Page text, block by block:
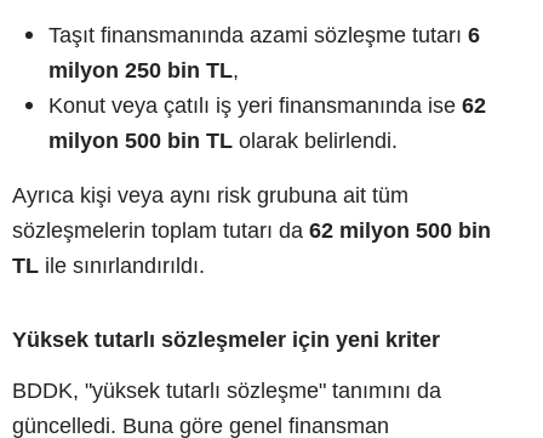
Taşıt finansmanında azami sözleşme tutarı 6
milyon 250 bin TL,
Konut veya çatılı iş yeri finansmanında ise 62
milyon 500 bin TL olarak belirlendi.
Ayrıca kişi veya aynı risk grubuna ait tüm
sözleşmelerin toplam tutarı da 62 milyon 500 bin
TL ile sınırlandırıldı.
Yüksek tutarlı sözleşmeler için yeni kriter
BDDK, "yüksek tutarlı sözleşme" tanımını da
güncelledi. Buna göre genel finansman